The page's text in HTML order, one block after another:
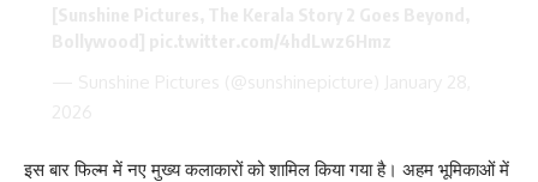
इस बार फिल्म में नए मुख्य कलाकारों को शामिल किया गया है। अहम भूमिकाओं में